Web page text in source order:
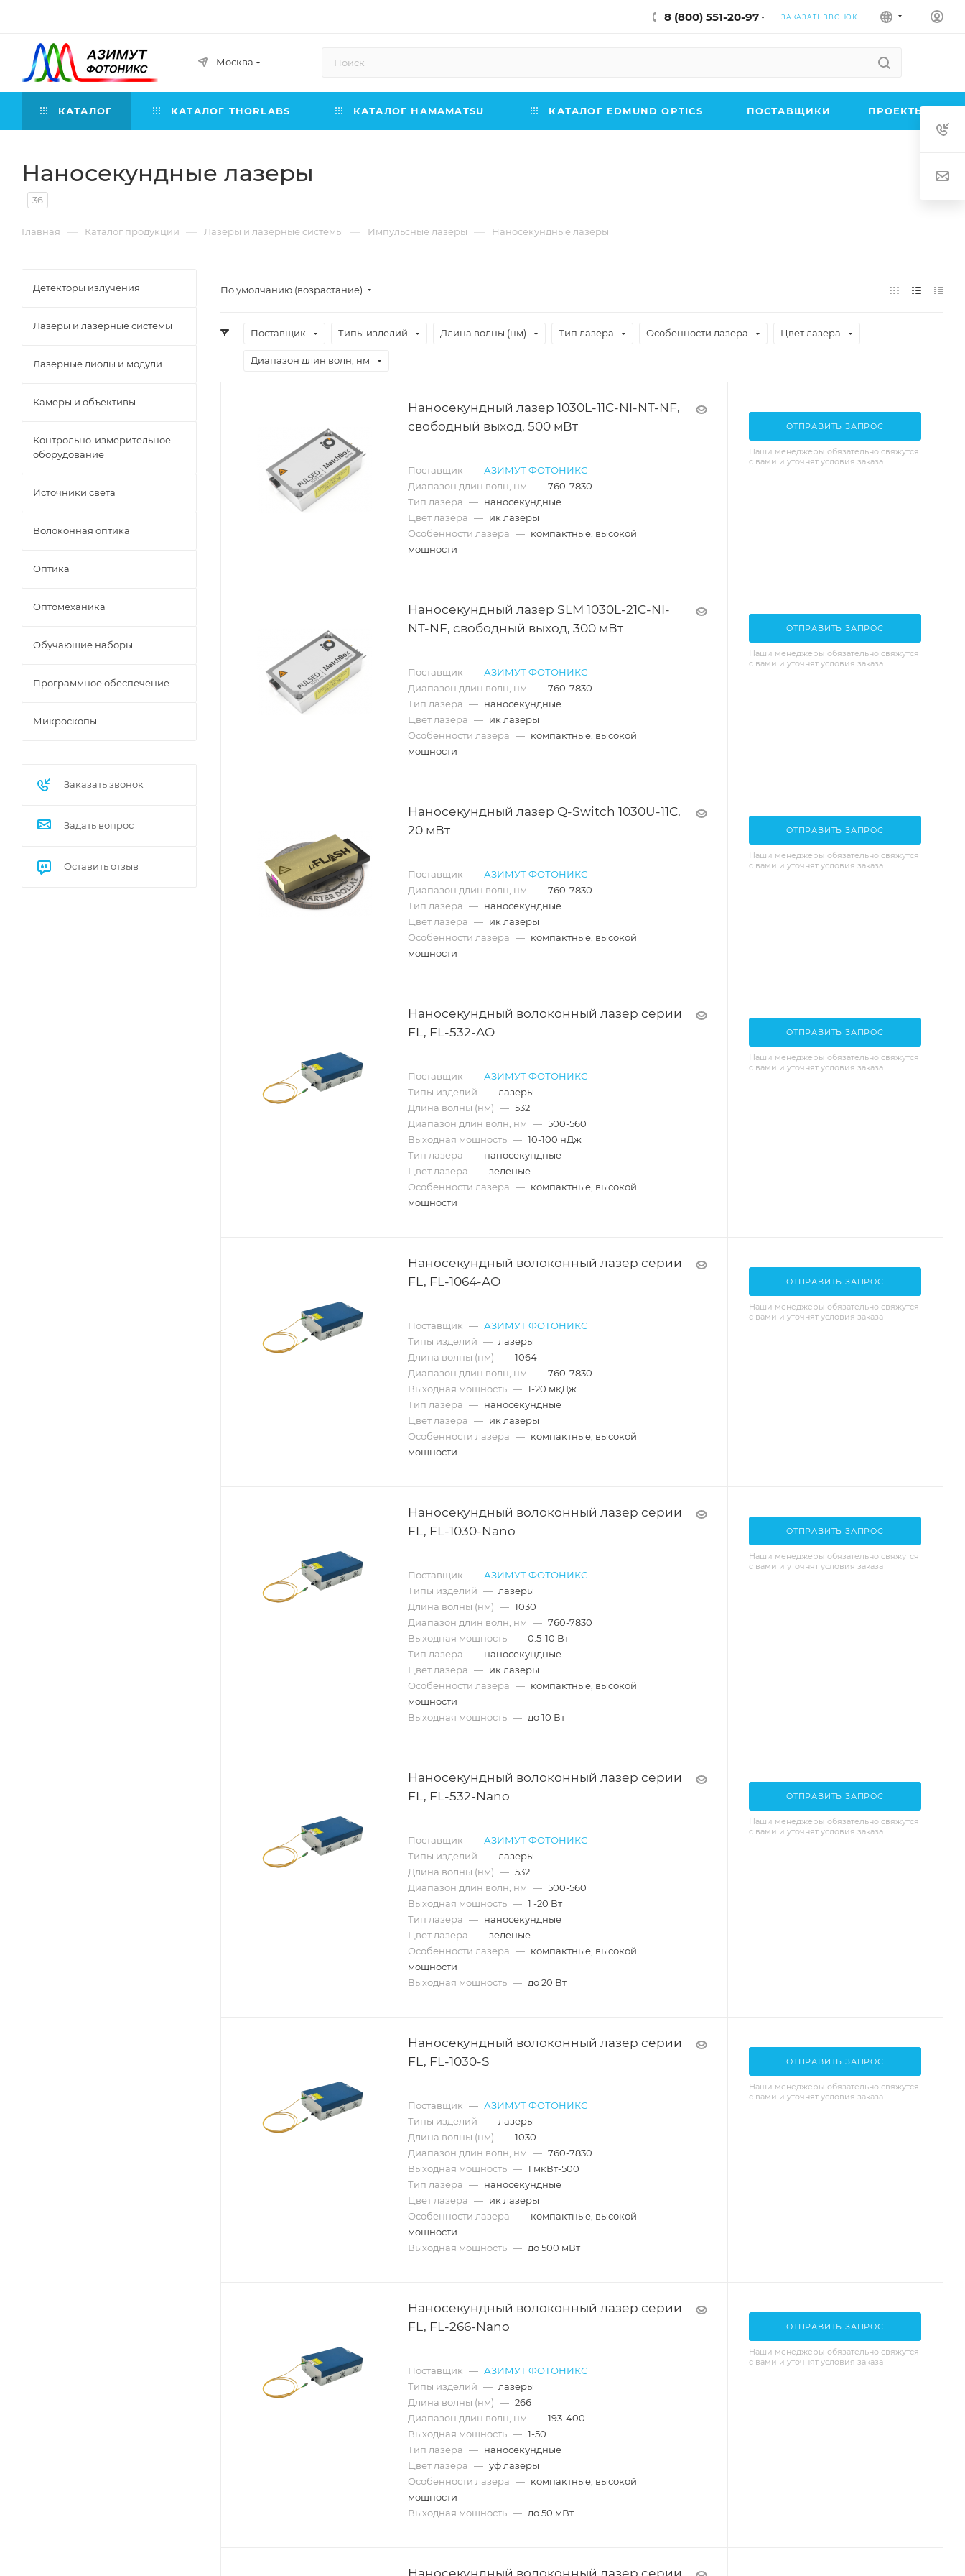
8 (800) 551-20-97 ЗАКАЗАТЬ ЗВОНОК
Москва
КАТАЛОГ КАТАЛОГ THORLABS КАТАЛОГ HAMAMATSU КАТАЛОГ EDMUND OPTICS ПОСТАВЩИКИ ПРОЕКТЫ
Наносекундные лазеры
36
Главная — Каталог продукции — Лазеры и лазерные системы — Импульсные лазеры — Наносекундные лазеры
По умолчанию (возрастание)
Поставщик Типы изделий Длина волны (нм) Тип лазера Особенности лазера Цвет лазера
Диапазон длин волн, нм
Наносекундный лазер 1030L-11C-NI-NT-NF,
свободный выход, 500 мВт
Поставщик — АЗИМУТ ФОТОНИКС
Диапазон длин волн, нм — 760-7830
Тип лазера — наносекундные
Цвет лазера — ик лазеры
Особенности лазера — компактные, высокой
мощности
ОТПРАВИТЬ ЗАПРОС
Наши менеджеры обязательно свяжутся
с вами и уточнят условия заказа
Наносекундный лазер SLM 1030L-21C-NI-
NT-NF, свободный выход, 300 мВт
Поставщик — АЗИМУТ ФОТОНИКС
Диапазон длин волн, нм — 760-7830
Тип лазера — наносекундные
Цвет лазера — ик лазеры
Особенности лазера — компактные, высокой
мощности
ОТПРАВИТЬ ЗАПРОС
Наши менеджеры обязательно свяжутся
с вами и уточнят условия заказа
Наносекундный лазер Q-Switch 1030U-11C,
20 мВт
Поставщик — АЗИМУТ ФОТОНИКС
Диапазон длин волн, нм — 760-7830
Тип лазера — наносекундные
Цвет лазера — ик лазеры
Особенности лазера — компактные, высокой
мощности
ОТПРАВИТЬ ЗАПРОС
Наши менеджеры обязательно свяжутся
с вами и уточнят условия заказа
Наносекундный волоконный лазер серии
FL, FL-532-AO
Поставщик — АЗИМУТ ФОТОНИКС
Типы изделий — лазеры
Длина волны (нм) — 532
Диапазон длин волн, нм — 500-560
Выходная мощность — 10-100 нДж
Тип лазера — наносекундные
Цвет лазера — зеленые
Особенности лазера — компактные, высокой
мощности
ОТПРАВИТЬ ЗАПРОС
Наши менеджеры обязательно свяжутся
с вами и уточнят условия заказа
Наносекундный волоконный лазер серии
FL, FL-1064-AO
Поставщик — АЗИМУТ ФОТОНИКС
Типы изделий — лазеры
Длина волны (нм) — 1064
Диапазон длин волн, нм — 760-7830
Выходная мощность — 1-20 мкДж
Тип лазера — наносекундные
Цвет лазера — ик лазеры
Особенности лазера — компактные, высокой
мощности
ОТПРАВИТЬ ЗАПРОС
Наши менеджеры обязательно свяжутся
с вами и уточнят условия заказа
Наносекундный волоконный лазер серии
FL, FL-1030-Nano
Поставщик — АЗИМУТ ФОТОНИКС
Типы изделий — лазеры
Длина волны (нм) — 1030
Диапазон длин волн, нм — 760-7830
Выходная мощность — 0.5-10 Вт
Тип лазера — наносекундные
Цвет лазера — ик лазеры
Особенности лазера — компактные, высокой
мощности
Выходная мощность — до 10 Вт
ОТПРАВИТЬ ЗАПРОС
Наши менеджеры обязательно свяжутся
с вами и уточнят условия заказа
Наносекундный волоконный лазер серии
FL, FL-532-Nano
Поставщик — АЗИМУТ ФОТОНИКС
Типы изделий — лазеры
Длина волны (нм) — 532
Диапазон длин волн, нм — 500-560
Выходная мощность — 1 -20 Вт
Тип лазера — наносекундные
Цвет лазера — зеленые
Особенности лазера — компактные, высокой
мощности
Выходная мощность — до 20 Вт
ОТПРАВИТЬ ЗАПРОС
Наши менеджеры обязательно свяжутся
с вами и уточнят условия заказа
Наносекундный волоконный лазер серии
FL, FL-1030-S
Поставщик — АЗИМУТ ФОТОНИКС
Типы изделий — лазеры
Длина волны (нм) — 1030
Диапазон длин волн, нм — 760-7830
Выходная мощность — 1 мкВт-500
Тип лазера — наносекундные
Цвет лазера — ик лазеры
Особенности лазера — компактные, высокой
мощности
Выходная мощность — до 500 мВт
ОТПРАВИТЬ ЗАПРОС
Наши менеджеры обязательно свяжутся
с вами и уточнят условия заказа
Наносекундный волоконный лазер серии
FL, FL-266-Nano
Поставщик — АЗИМУТ ФОТОНИКС
Типы изделий — лазеры
Длина волны (нм) — 266
Диапазон длин волн, нм — 193-400
Выходная мощность — 1-50
Тип лазера — наносекундные
Цвет лазера — уф лазеры
Особенности лазера — компактные, высокой
мощности
Выходная мощность — до 50 мВт
ОТПРАВИТЬ ЗАПРОС
Наши менеджеры обязательно свяжутся
с вами и уточнят условия заказа
Наносекундный волоконный лазер серии
Детекторы излучения
Лазеры и лазерные системы
Лазерные диоды и модули
Камеры и объективы
Контрольно-измерительное
оборудование
Источники света
Волоконная оптика
Оптика
Оптомеханика
Обучающие наборы
Программное обеспечение
Микроскопы
Заказать звонок
Задать вопрос
Оставить отзыв